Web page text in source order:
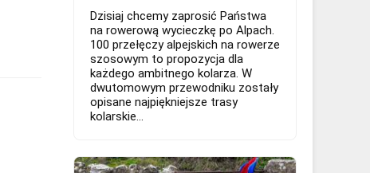
Dzisiaj chcemy zaprosić Państwa
na rowerową wycieczkę po Alpach.
100 przełęczy alpejskich na rowerze
szosowym to propozycja dla
każdego ambitnego kolarza. W
dwutomowym przewodniku zostały
opisane najpiękniejsze trasy
kolarskie...